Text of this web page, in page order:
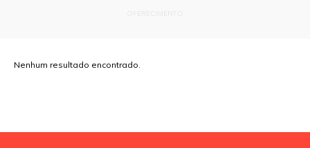
Nenhum resultado encontrado.